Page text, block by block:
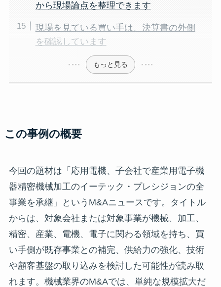
から現場論点を整理できます
現場を見ている買い手は、決算書の外側
を確認しています
もっと見る
この事例の概要
今回の題材は「応用電機、子会社で産業用電子機
器精密機械加工のイーテック・プレシジョンの全
事業を承継」というM&Aニュースです。タイトル
からは、対象会社または対象事業が機械、加工、
精密、産業、電機、電子に関わる領域を持ち、買
い手側が既存事業との補完、供給力の強化、技術
や顧客基盤の取り込みを検討した可能性が読み取
れます。機械業界のM&Aでは、単純な規模拡大だ